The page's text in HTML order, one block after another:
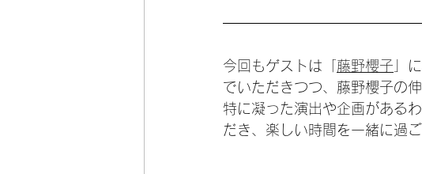
今回もゲストは「 藤野櫻子 」
でいただきつつ、藤野櫻子の
特に凝った演出や企画がある
だき、楽しい時間を一緒に過